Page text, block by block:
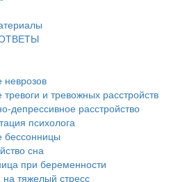
неврозов
и тревожных расстройств
депрессивное расстройство
психолога
бессонницы
сна
при беременности
на тяжелый стресс